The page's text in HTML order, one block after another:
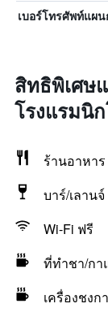
เบอร์โทรศัพท์แผ
สิทธิพิเศษ
โรงแรมนิ
ร้านอาหาร
บาร์/เลานจ์
Wi-Fi ฟรี
ที่ทำชา/กา
เครื่องชงก